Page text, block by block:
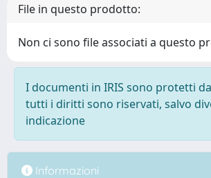
File in questo prodotto:
Non ci sono file associati a questo
I documenti in IRIS sono protetti
tutti i diritti sono riservati, salvo
indicazione
Informazioni